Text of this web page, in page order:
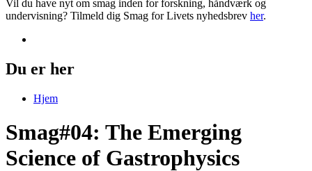
Vil du have nyt om smag inden for forskning, håndværk og
undervisning? Tilmeld dig Smag for Livets nyhedsbrev her.
Du er her
Hjem
Smag#04: The Emerging
Science of Gastrophysics